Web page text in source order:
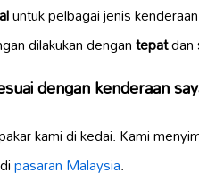
untuk pelbagai jenis
dilakukan dengantepatdan
dengan kenderaan
kami di kedai. Kami
pasaran Malaysia.